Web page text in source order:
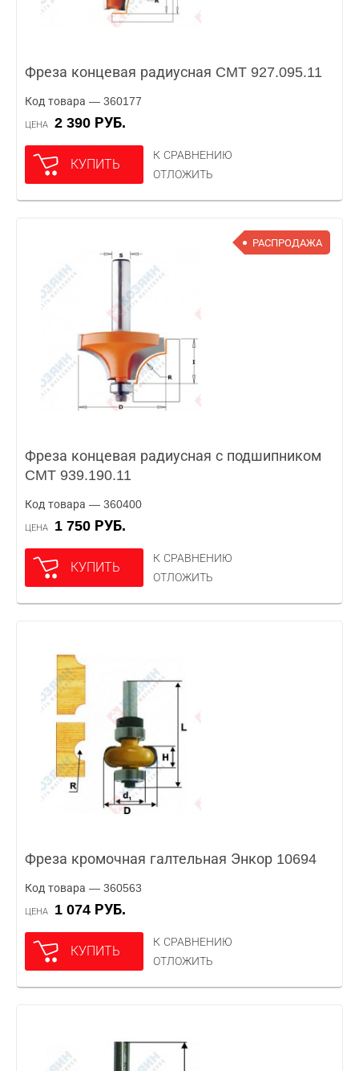
Фреза концевая радиусная CMT 927.095.11
Код товара — 360177
ЦЕНА 2 390 РУБ.
КУПИТЬ
К СРАВНЕНИЮ
ОТЛОЖИТЬ
РАСПРОДАЖА
Фреза концевая радиусная с подшипником
CMT 939.190.11
Код товара — 360400
ЦЕНА 1 750 РУБ.
КУПИТЬ
К СРАВНЕНИЮ
ОТЛОЖИТЬ
Фреза кромочная галтельная Энкор 10694
Код товара — 360563
ЦЕНА 1 074 РУБ.
КУПИТЬ
К СРАВНЕНИЮ
ОТЛОЖИТЬ